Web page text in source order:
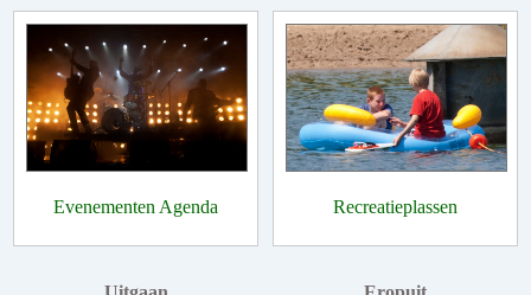
Evenementen Agenda Recreatieplassen